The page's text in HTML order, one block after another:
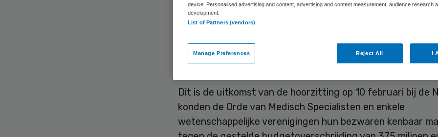
ze de korting op honoraria van medisch specialisten kan
differentiëren. Hiertoe zou ze de specialisten moeten
Hoorzitting bij de NZa
Dit is de uitkomst van de hoorzitting op 10 februari bij de
konden de Orde van Medisch Specialisten en enkele
wetenschappelijke verenigingen hun bezwaren kenbaar
device. Personalised advertising and content, advertising and content measurement, audience research
development.
List of Partners (vendors)
Manage Preferences Reject All I